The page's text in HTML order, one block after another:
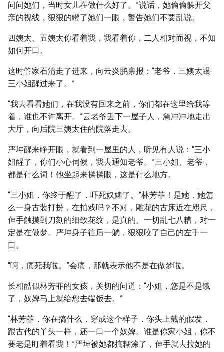
问问她们，当时女儿在做什么好了。”说话，她偷偷躲开父
亲的视线，狠狠的瞪了她们一眼，警告她们不要乱说。
四姨太、五姨太你看着我，我看着你，二人相对而视，不知
如何开口。
这时管家石清走了进来，向云炎鹏禀报：“老爷，三姨太跟
三小姐醒过来了。”
“我去看看她们，在我没有回来之前，你们都在这里给我等
着，谁也不许离开。”云老爷丢下一屋子人，急冲冲地走出
大厅，向后院三姨太住的院落走去。
严坤醒来睁开眼，就看到一屋里的人，听见有人说：“三小
姐醒了，你们小心伺候，我去通知老爷。”三小姐、老爷，
都是什么词！他坐起来揉揉眼，这是什么地方。
“三小姐，你终于醒了，吓死奴婢了。”林芳菲！是她，她怎
么一身古装打扮，在拍戏吗？不对，雕花的古床近在咫尺，
伸手触摸到刀刻的细致花纹，是真的。一切乱七八糟，对一
定是在做梦。严坤身子往后一躺，狠狠咬了自己的左手一
口。
“啊，痛死我啦。”会痛，那就表示他不是在做梦啦。
长相酷似林芳菲的女孩，关切的问道：“小姐，您是不是饿
了，奴婢马上就给您去端饭去。”
“林芳菲，你在搞什么，穿成这个样子，你头上戴的假发，
跟古代的丫头一样，还一口一个奴婢。谁是你家小姐，你不
要老是盯着看我！”严坤被她都搞糊涂了，伸手就去拉她的